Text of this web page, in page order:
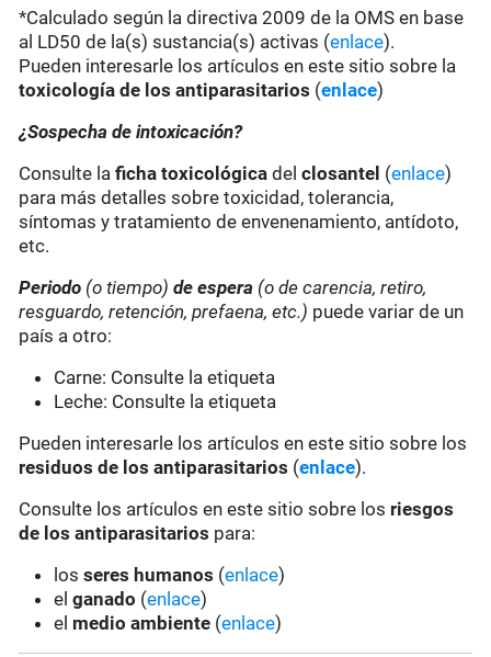
*Calculado según la directiva 2009 de la OMS en base
al LD50 de la(s) sustancia(s) activas (enlace).
Pueden interesarle los artículos en este sitio sobre la
toxicología de los antiparasitarios (enlace)
¿Sospecha de intoxicación?
Consulte laficha toxicológica delclosantel (enlace)
para más detalles sobre toxicidad, tolerancia,
síntomas y tratamiento de envenenamiento, antídoto,
etc.
Periodo (o tiempo) de espera (o de carencia, retiro,
resguardo, retención, prefaena, etc.) puede variar de un
país a otro:
Carne: Consulte la etiqueta
Leche: Consulte la etiqueta
Pueden interesarle los artículos en este sitio sobre los
residuos de los antiparasitarios (enlace).
Consulte los artículos en este sitio sobre los riesgos
de los antiparasitarios para:
losseres humanos (enlace)
elganado (enlace)
el medio ambiente (enlace)